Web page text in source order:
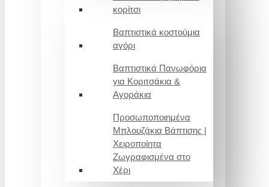
κορίτσι
Βαπτιστικά κοστούμια
αγόρι
Βαπτιστικά Πανωφόρια
για Κοριτσάκια &
Αγοράκια
Προσωποποιημένα
Μπλουζάκια Βάπτισης |
Χειροποίητα
Ζωγραφισμένα στο
Χέρι